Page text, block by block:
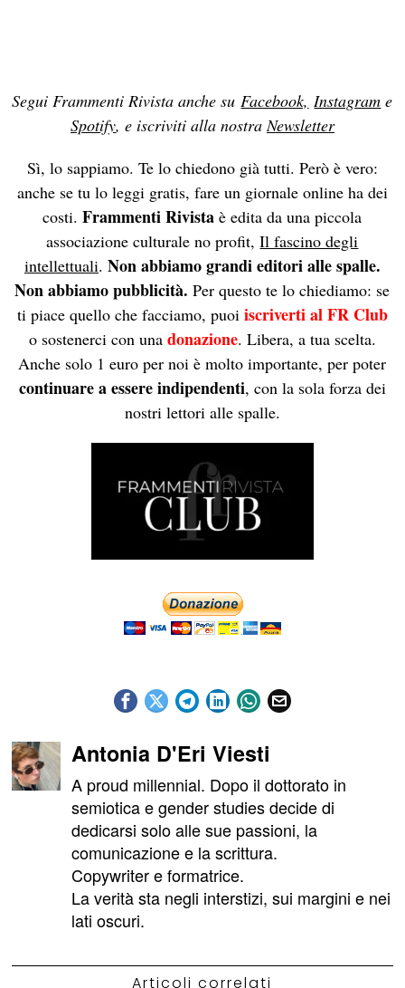
Segui Frammenti Rivista anche suFacebook, Instagram e
Spotify, e iscriviti alla nostraNewsletter
Sì, lo sappiamo. Te lo chiedono già tutti. Però è vero:
anche se tu lo leggi gratis, fare un giornale online ha dei
costi.Frammenti Rivistaè edita da una piccola
associazione culturale no profit,Il fascino degli
intellettuali. Non abbiamo grandi editori alle spalle.
Non abbiamo pubblicità. Per questo te lo chiediamo: se
ti piace quello che facciamo, puoi iscriverti al FR Club
o sostenerci con una donazione. Libera, a tua scelta.
Anche solo 1 euro per noi è molto importante, per poter
continuare a essere indipendenti, con la sola forza dei
nostri lettori alle spalle.
Antonia D'Eri Viesti
A proud millennial. Dopo il dottorato in
semiotica e gender studies decide di
dedicarsi solo alle sue passioni, la
comunicazione e la scrittura.
Copywriter e formatrice.
La verità sta negli interstizi, sui margini e nei
lati oscuri.
Articoli correlati